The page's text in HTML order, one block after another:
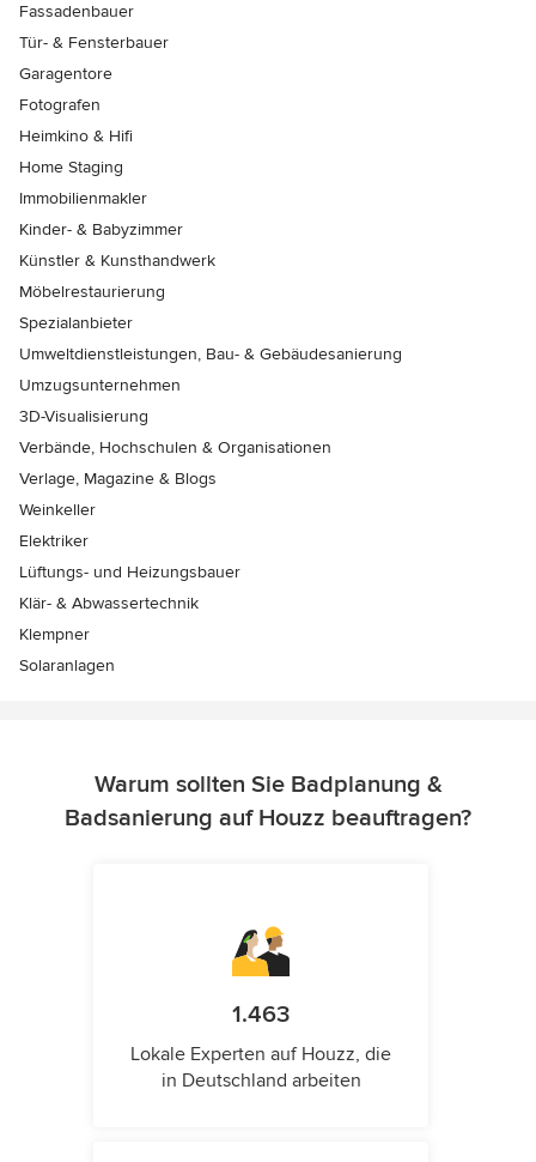
Fassadenbauer
Tür- & Fensterbauer
Garagentore
Fotografen
Heimkino & Hifi
Home Staging
Immobilienmakler
Kinder- & Babyzimmer
Künstler & Kunsthandwerk
Möbelrestaurierung
Spezialanbieter
Umweltdienstleistungen, Bau- & Gebäudesanierung
Umzugsunternehmen
3D-Visualisierung
Verbände, Hochschulen & Organisationen
Verlage, Magazine & Blogs
Weinkeller
Elektriker
Lüftungs- und Heizungsbauer
Klär- & Abwassertechnik
Klempner
Solaranlagen
Warum sollten Sie Badplanung &
Badsanierung auf Houzz beauftragen?
1.463
Lokale Experten auf Houzz, die
in Deutschland arbeiten